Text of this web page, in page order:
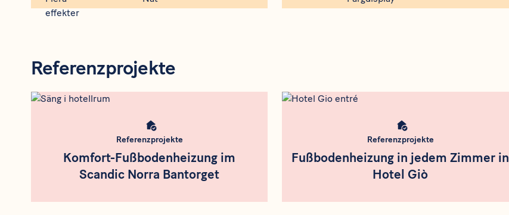
Referenzprojekte
Rådgivning
Meta bild
Referenzprojekte
Komfort-Fußbodenheizung im
Scandic Norra Bantorget
Rådgivning
Meta bild
Referenzprojekte
Fußbodenheizung in jedem Zimmer in
Hotel Giò